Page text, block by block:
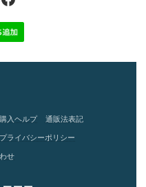
購入ヘルプ 通販法表記
プライバシーポリシー
せ